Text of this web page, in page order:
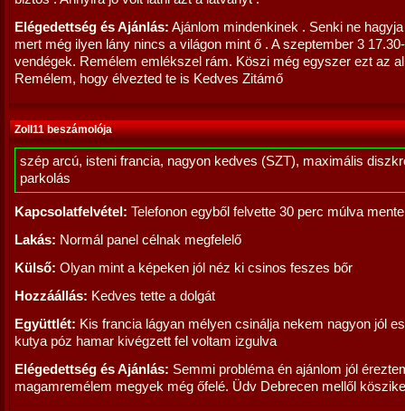
Elégedettség és Ajánlás: Ajánlom mindenkinek . Senki ne
mert még ilyen lány nincs a világon mint ő . A szeptember 3
vendégek. Remélem emlékszel rám. Köszi még egyszer ezt az
Remélem, hogy élvezted te is Kedves Zitámő
Zoll11 beszámolója
szép arcú, isteni francia, nagyon kedves (SZT), maximális
parkolás
Kapcsolatfelvétel: Telefonon egyből felvette 30 perc múlva
Lakás: Normál panel célnak megfelelő
Külső: Olyan mint a képeken jól néz ki csinos feszes bőr
Hozzáállás: Kedves tette a dolgát
Együttlét: Kis francia lágyan mélyen csinálja nekem nagyon jól
kutya póz hamar kivégzett fel voltam izgulva
Elégedettség és Ajánlás: Semmi probléma én ajánlom jól
magamremélem megyek még őfelé. Üdv Debrecen mellől